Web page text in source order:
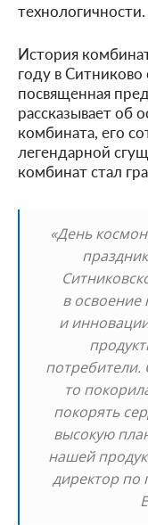
технологичности.
История
году в Ситниково
посвященная
рассказывает об
комбината, его
легендарной
комбинат стал
«День
в освоение
и
потребители.
то
покорять
высокую
нашей
директор по